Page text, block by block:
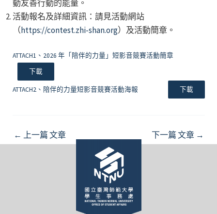
動友善行動的能量。
活動報名及詳細資訊：請見活動網站
（https://contest.zhi-shan.org）及活動簡章。
ATTACH1、2026 年「陪伴的力量」短影音競賽活動簡章
下載
ATTACH2、陪伴的力量短影音競賽活動海報 下載
Post
navigation
← 上一篇 文章 下一篇 文章 →